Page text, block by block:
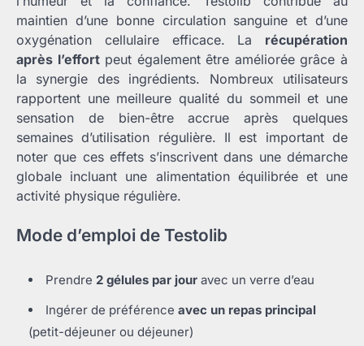
maintien d’une bonne circulation sanguine et d’une
oxygénation cellulaire efficace. La récupération
après l’effortpeut également être améliorée grâce à
la synergie des ingrédients. Nombreux utilisateurs
rapportent une meilleure qualité du sommeil et une
sensation de bien-être accrue après quelques
semaines d’utilisation régulière. Il est important de
noter que ces effets s’inscrivent dans une démarche
globale incluant une alimentation équilibrée et une
activité physique régulière.
Mode d’emploi de Testolib
Prendre 2 gélules par jour avec un verre d’eau
Ingérer de préférence avec un repas principal
(petit-déjeuner ou déjeuner)